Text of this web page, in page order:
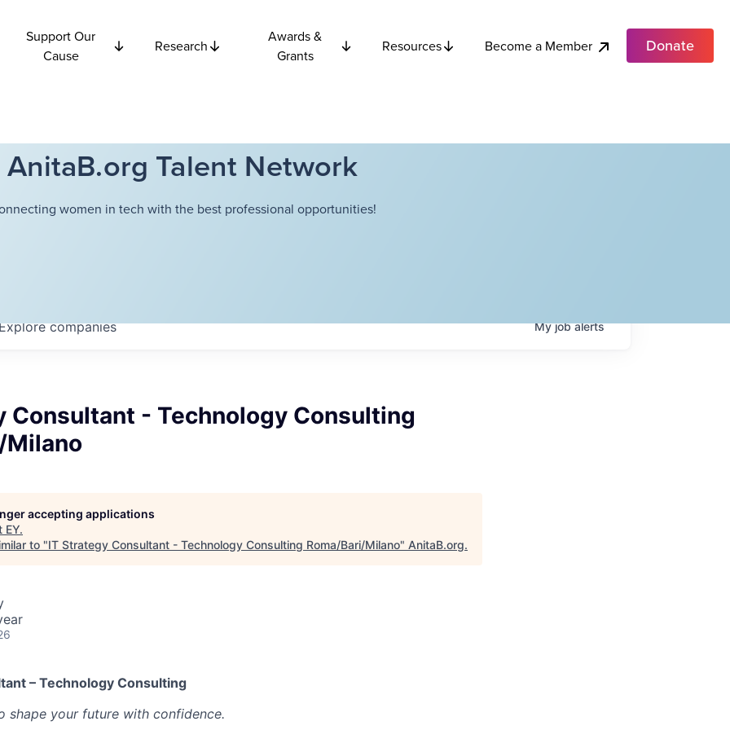
Support Our
Cause
Research
Awards &
Grants
Resources Become a Member Donate
AnitaB.org Talent Network
women in tech with the best professional opportunities!
companies Myjobalerts
Consultant - Technology Consulting
Milano
accepting applications
EY.
to "IT Strategy Consultant - Technology Consulting Roma/Bari/Milano" AnitaB.org.
– Technology Consulting
shape your future with confidence.